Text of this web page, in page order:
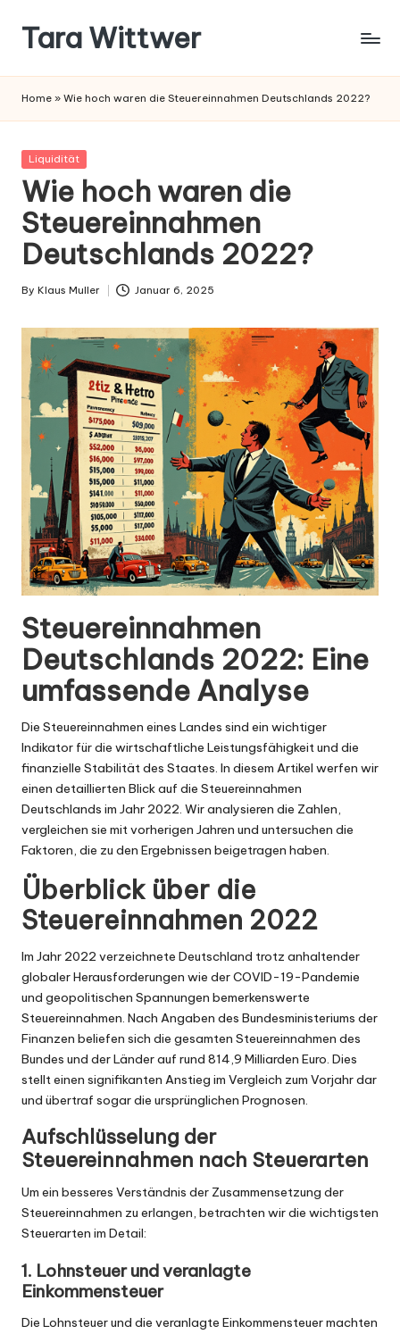
content
Tara Wittwer
Home » Wie hoch waren die Steuereinnahmen Deutschlands 2022?
Posted
Liquidität
Wie hoch waren die
Steuereinnahmen
Deutschlands 2022?
Posted
By Klaus Muller Januar 6, 2025
Steuereinnahmen
Deutschlands 2022: Eine
umfassende Analyse
Die Steuereinnahmen eines Landes sind ein wichtiger
Indikator für die wirtschaftliche Leistungsfähigkeit und die
finanzielle Stabilität des Staates. In diesem Artikel werfen wir
einen detaillierten Blick auf die Steuereinnahmen
Deutschlands im Jahr 2022. Wir analysieren die Zahlen,
vergleichen sie mit vorherigen Jahren und untersuchen die
Faktoren, die zu den Ergebnissen beigetragen haben.
Überblick über die
Steuereinnahmen 2022
Im Jahr 2022 verzeichnete Deutschland trotz anhaltender
globaler Herausforderungen wie der COVID-19-Pandemie
und geopolitischen Spannungen bemerkenswerte
Steuereinnahmen. Nach Angaben des Bundesministeriums der
Finanzen beliefen sich die gesamten Steuereinnahmen des
Bundes und der Länder auf rund 814,9 Milliarden Euro. Dies
stellt einen signifikanten Anstieg im Vergleich zum Vorjahr dar
und übertraf sogar die ursprünglichen Prognosen.
Aufschlüsselung der
Steuereinnahmen nach Steuerarten
Um ein besseres Verständnis der Zusammensetzung der
Steuereinnahmen zu erlangen, betrachten wir die wichtigsten
Steuerarten im Detail:
1. Lohnsteuer und veranlagte
Einkommensteuer
Die Lohnsteuer und die veranlagte Einkommensteuer machten